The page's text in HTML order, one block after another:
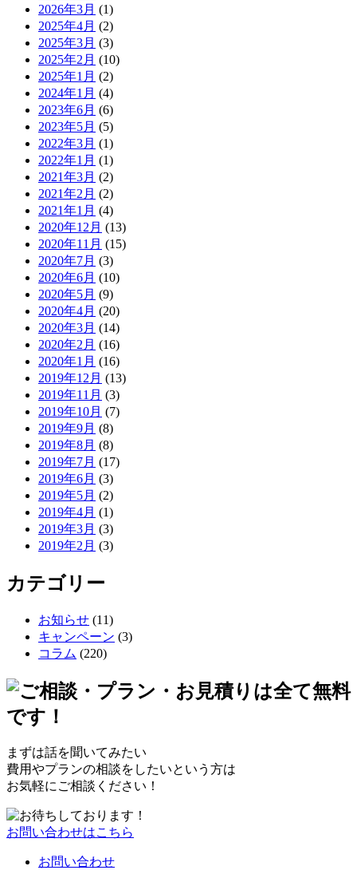
2026年3月 (1)
2025年4月 (2)
2025年3月 (3)
2025年2月 (10)
2025年1月 (2)
2024年1月 (4)
2023年6月 (6)
2023年5月 (5)
2022年3月 (1)
2022年1月 (1)
2021年3月 (2)
2021年2月 (2)
2021年1月 (4)
2020年12月 (13)
2020年11月 (15)
2020年7月 (3)
2020年6月 (10)
2020年5月 (9)
2020年4月 (20)
2020年3月 (14)
2020年2月 (16)
2020年1月 (16)
2019年12月 (13)
2019年11月 (3)
2019年10月 (7)
2019年9月 (8)
2019年8月 (8)
2019年7月 (17)
2019年6月 (3)
2019年5月 (2)
2019年4月 (1)
2019年3月 (3)
2019年2月 (3)
カテゴリー
お知らせ (11)
キャンペーン (3)
コラム (220)
まずは話を聞いてみたい
費用やプランの相談をしたいという方は
お気軽にご相談ください！
お問い合わせはこちら
お問い合わせ